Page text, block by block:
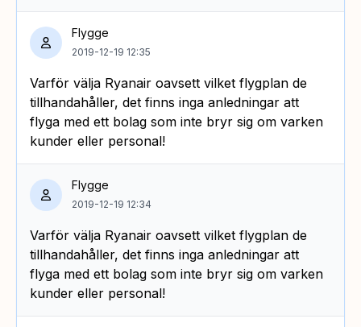
Flygge
2019-12-19 12:35
Varför välja Ryanair oavsett vilket flygplan de
tillhandahåller, det finns inga anledningar att
flyga med ett bolag som inte bryr sig om varken
kunder eller personal!
Flygge
2019-12-19 12:34
Varför välja Ryanair oavsett vilket flygplan de
tillhandahåller, det finns inga anledningar att
flyga med ett bolag som inte bryr sig om varken
kunder eller personal!